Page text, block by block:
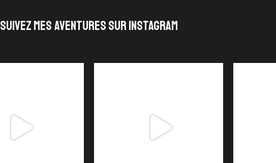
SUIVEZ MES AVENTURES SUR INSTAGRAM